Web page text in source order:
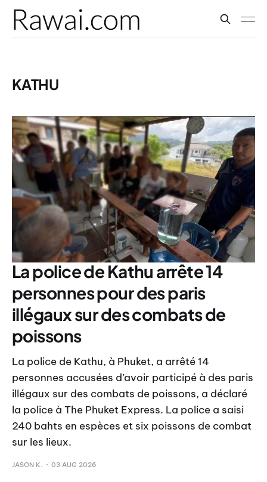
KATHU
La police de Kathu arrête 14
personnes pour des paris
illégaux sur des combats de
poissons
La police de Kathu, à Phuket, a arrêté 14
personnes accusées d’avoir participé à des paris
illégaux sur des combats de poissons, a déclaré
la police à The Phuket Express. La police a saisi
240 bahts en espèces et six poissons de combat
sur les lieux.
JASON K. 03 AUG 2026